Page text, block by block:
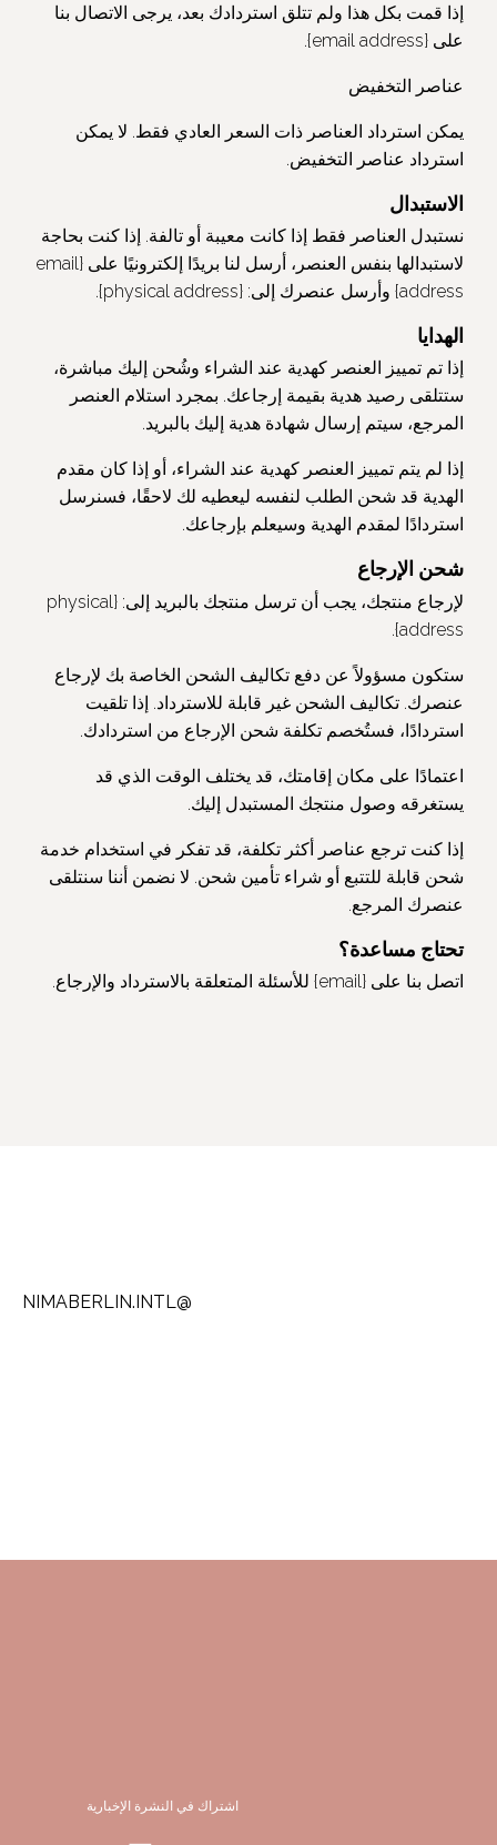
إذا قمت بكل هذا ولم تتلق استردادك بعد، يرجى الاتصال بنا
على {email address}.
عناصر التخفيض
يمكن استرداد العناصر ذات السعر العادي فقط. لا يمكن
استرداد عناصر التخفيض.
الاستبدال
نستبدل العناصر فقط إذا كانت معيبة أو تالفة. إذا كنت بحاجة
لاستبدالها بنفس العنصر، أرسل لنا بريدًا إلكترونيًا على {email
address} وأرسل عنصرك إلى: {physical address}.
الهدايا
إذا تم تمييز العنصر كهدية عند الشراء وشُحن إليك مباشرة،
ستتلقى رصيد هدية بقيمة إرجاعك. بمجرد استلام العنصر
المرجع، سيتم إرسال شهادة هدية إليك بالبريد.
إذا لم يتم تمييز العنصر كهدية عند الشراء، أو إذا كان مقدم
الهدية قد شحن الطلب لنفسه ليعطيه لك لاحقًا، فسنرسل
استردادًا لمقدم الهدية وسيعلم بإرجاعك.
شحن الإرجاع
لإرجاع منتجك، يجب أن ترسل منتجك بالبريد إلى: {physical
address}.
ستكون مسؤولاً عن دفع تكاليف الشحن الخاصة بك لإرجاع
عنصرك. تكاليف الشحن غير قابلة للاسترداد. إذا تلقيت
استردادًا، فستُخصم تكلفة شحن الإرجاع من استردادك.
اعتمادًا على مكان إقامتك، قد يختلف الوقت الذي قد
يستغرقه وصول منتجك المستبدل إليك.
إذا كنت ترجع عناصر أكثر تكلفة، قد تفكر في استخدام خدمة
شحن قابلة للتتبع أو شراء تأمين شحن. لا نضمن أننا سنتلقى
عنصرك المرجع.
تحتاج مساعدة؟
اتصل بنا على {email} للأسئلة المتعلقة بالاسترداد والإرجاع.
@NIMABERLIN.INTL
اشتراك في النشرة الإخبارية